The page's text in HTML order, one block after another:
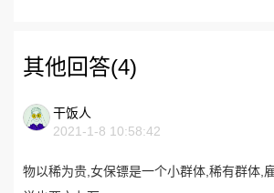
其他回答(4)
干饭人
2021-1-8 10:58:42
物以稀为贵,女保镖是一个小群体,稀有群体,